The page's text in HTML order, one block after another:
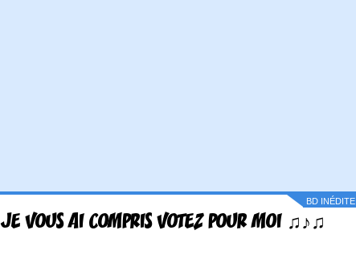
BD INÉDITE
JE VOUS AI COMPRIS VOTEZ POUR MOI ♫♪♫